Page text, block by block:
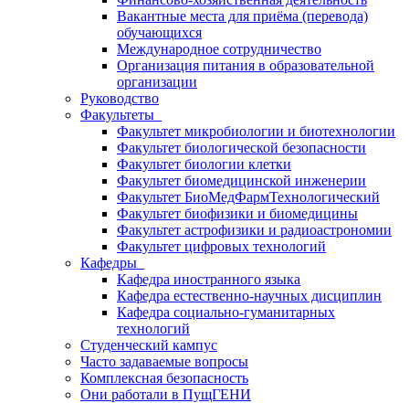
Вакантные места для приёма (перевода)
обучающихся
Международное сотрудничество
Организация питания в образовательной
организации
Руководство
Факультеты
Факультет микробиологии и биотехнологии
Факультет биологической безопасности
Факультет биологии клетки
Факультет биомедицинской инженерии
Факультет БиоМедФармТехнологический
Факультет биофизики и биомедицины
Факультет астрофизики и радиоастрономии
Факультет цифровых технологий
Кафедры
Кафедра иностранного языка
Кафедра естественно-научных дисциплин
Кафедра социально-гуманитарных
технологий
Студенческий кампус
Часто задаваемые вопросы
Комплексная безопасность
Они работали в ПущГЕНИ